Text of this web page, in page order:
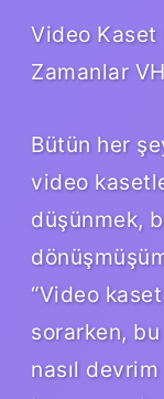
Video Kaset
Zamanlar
Bütün her
video
düşünmek,
“Video
sorarken,
nasıl